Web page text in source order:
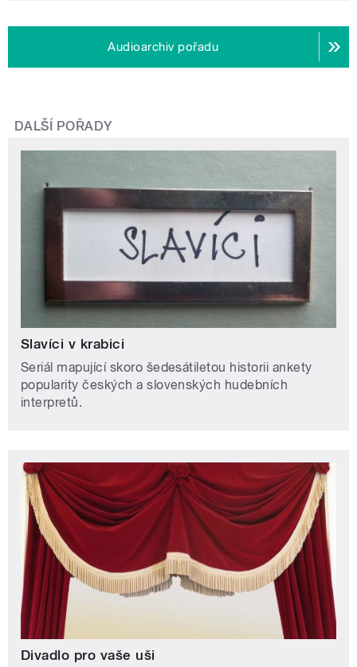
Audioarchiv pořadu
DALŠÍ POŘADY
Slavíci v krabici
Seriál mapující skoro šedesátiletou historii ankety
popularity českých a slovenských hudebních
interpretů.
Divadlo pro vaše uši